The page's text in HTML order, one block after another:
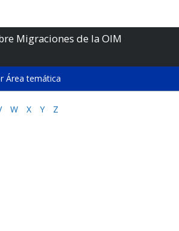
Migraciones de la OIM
Área temática
W X Y Z